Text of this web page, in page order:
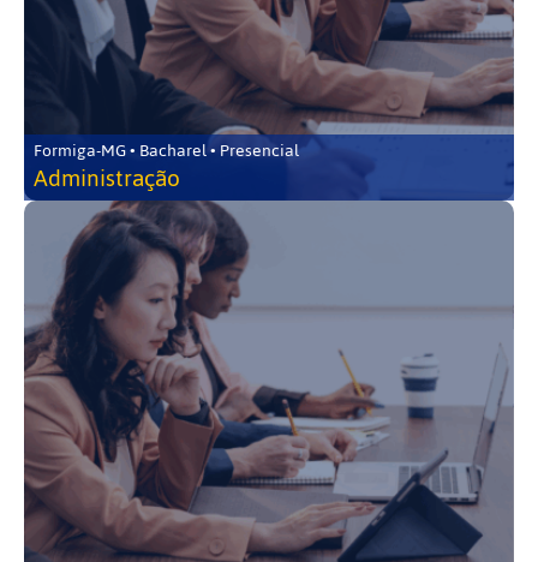
Formiga-MG • Bacharel • Presencial
Administração